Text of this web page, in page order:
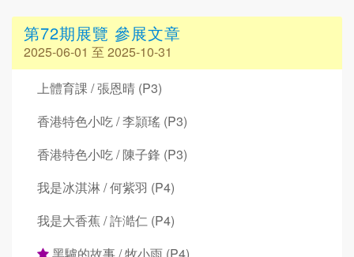
第72期展覽 參展文章
2025-06-01 至 2025-10-31
上體育課 / 張恩晴 (P3)
香港特色小吃 / 李頴瑤 (P3)
香港特色小吃 / 陳子鋒 (P3)
我是冰淇淋 / 何紫羽 (P4)
我是大香蕉 / 許澔仁 (P4)